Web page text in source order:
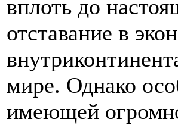
вплоть до
отставание в
мире. Однако
имеющей